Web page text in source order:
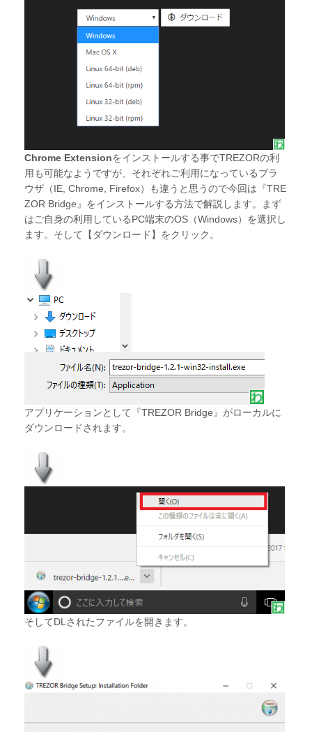
Chrome Extensionをインストールする事でTREZORの利
用も可能なようですが、それぞれご利用になっているブラ
ウザ（IE, Chrome, Firefox）も違うと思うので今回は『TRE
ZOR Bridge』をインストールする方法で解説します。まず
はご自身の利用しているPC端末のOS（Windows）を選択し
ます。そして【ダウンロード】をクリック。
アプリケーションとして『TREZOR Bridge』がローカルに
ダウンロードされます。
そしてDLされたファイルを開きます。